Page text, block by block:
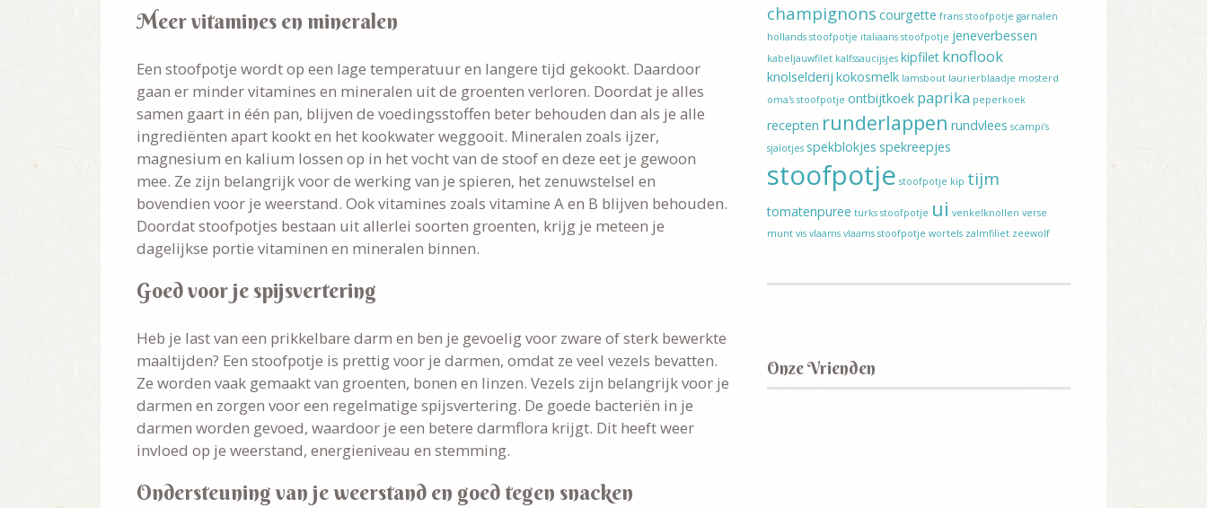
Meer vitamines en mineralen
Een stoofpotje wordt op een lage temperatuur en langere tijd gekookt. Daardoor
gaan er minder vitamines en mineralen uit de groenten verloren. Doordat je alles
samen gaart in één pan, blijven de voedingsstoffen beter behouden dan als je alle
ingrediënten apart kookt en het kookwater weggooit. Mineralen zoals ijzer,
magnesium en kalium lossen op in het vocht van de stoof en deze eet je gewoon
mee. Ze zijn belangrijk voor de werking van je spieren, het zenuwstelsel en
bovendien voor je weerstand. Ook vitamines zoals vitamine A en B blijven behouden.
Doordat stoofpotjes bestaan uit allerlei soorten groenten, krijg je meteen je
dagelijkse portie vitaminen en mineralen binnen.
Goed voor je spijsvertering
Heb je last van een prikkelbare darm en ben je gevoelig voor zware of sterk bewerkte
maaltijden? Een stoofpotje is prettig voor je darmen, omdat ze veel vezels bevatten.
Ze worden vaak gemaakt van groenten, bonen en linzen. Vezels zijn belangrijk voor je
darmen en zorgen voor een regelmatige spijsvertering. De goede bacteriën in je
darmen worden gevoed, waardoor je een betere darmflora krijgt. Dit heeft weer
invloed op je weerstand, energieniveau en stemming.
Ondersteuning van je weerstand en goed tegen snacken
champignons courgette frans stoofpotje garnalen
hollands stoofpotje italiaans stoofpotje jeneverbessen
kabeljauwfilet kalfssaucijsjes kipfilet knoflook
knolselderij kokosmelk lamsbout laurierblaadje mosterd
oma's stoofpotje ontbijtkoek paprika peperkoek
recepten runderlappen rundvlees scampi’s
sjalotjes spekblokjes spekreepjes
stoofpotje stoofpotje kip tijm
tomatenpuree turks stoofpotje ui venkelknollen verse
munt vis vlaams vlaams stoofpotje wortels zalmfiliet zeewolf
Onze Vrienden